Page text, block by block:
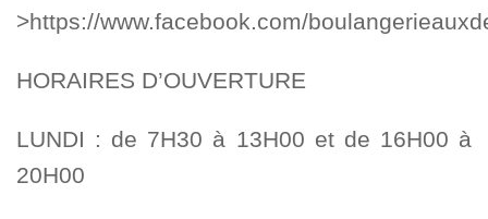
>https://www.facebook.com/
HORAIRES D’OUVERTURE
LUNDI : de 7H30 à 13H00 et de 16H00 à
20H00